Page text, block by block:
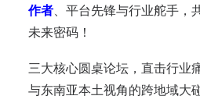
作者、平台先锋与行业舵手，
未来密码！
三大核心圆桌论坛，直击行业
与东南亚本土视角的跨地域大